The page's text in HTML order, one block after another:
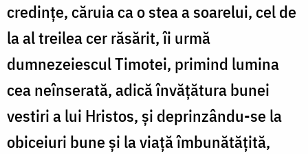
credințe, căruia ca o stea a soarelui, cel de
la al treilea cer răsărit, îi urmă
dumnezeiescul Timotei, primind lumina
cea neînserată, adică învățătura bunei
vestiri a lui Hristos, și deprinzându-se la
obiceiuri bune și la viață îmbunătățită,